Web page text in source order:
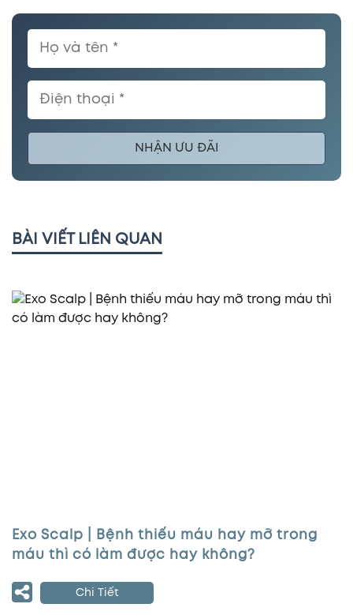
NHẬN ƯU ĐÃI
BÀI VIẾT LIÊN QUAN
Exo Scalp | Bệnh thiếu máu hay mỡ trong
máu thì có làm được hay không?
Chi Tiết